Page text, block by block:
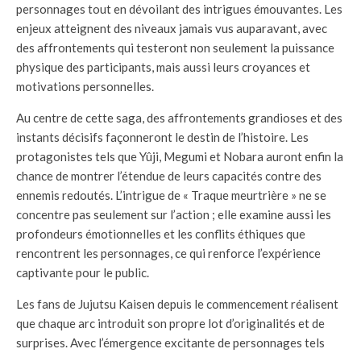
personnages tout en dévoilant des intrigues émouvantes. Les
enjeux atteignent des niveaux jamais vus auparavant, avec
des affrontements qui testeront non seulement la puissance
physique des participants, mais aussi leurs croyances et
motivations personnelles.
Au centre de cette saga, des affrontements grandioses et des
instants décisifs façonneront le destin de l’histoire. Les
protagonistes tels que Yûji, Megumi et Nobara auront enfin la
chance de montrer l’étendue de leurs capacités contre des
ennemis redoutés. L’intrigue de « Traque meurtrière » ne se
concentre pas seulement sur l’action ; elle examine aussi les
profondeurs émotionnelles et les conflits éthiques que
rencontrent les personnages, ce qui renforce l’expérience
captivante pour le public.
Les fans de Jujutsu Kaisen depuis le commencement réalisent
que chaque arc introduit son propre lot d’originalités et de
surprises. Avec l’émergence excitante de personnages tels